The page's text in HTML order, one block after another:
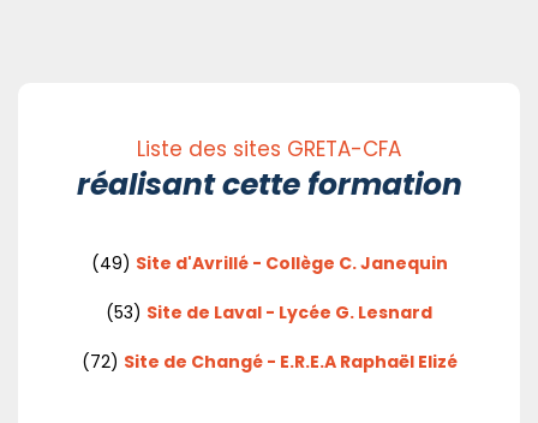
Liste des sites GRETA-CFA
réalisant cette formation
(49) Site d'Avrillé - Collège C. Janequin
(53) Site de Laval - Lycée G. Lesnard
(72) Site de Changé - E.R.E.A Raphaël Elizé